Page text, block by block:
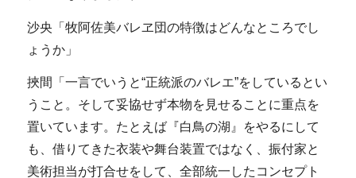
沙央「牧阿佐美バレヱ団の特徴はどんなところでし
ょうか」
挾間「一言でいうと“正統派のバレエ”をしているとい
うこと。そして妥協せず本物を見せることに重点を
置いています。たとえば『白鳥の湖』をやるにして
も、借りてきた衣装や舞台装置ではなく、振付家と
美術担当が打合せをして、全部統一したコンセプト